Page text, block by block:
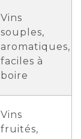
Vins
souples,
aromatiques,
faciles à
boire
Vins
fruités,